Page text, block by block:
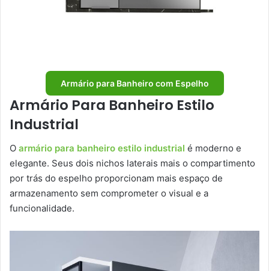
Armário para Banheiro com Espelho
Armário Para Banheiro Estilo
Industrial
O armário para banheiro estilo industrial é moderno e
elegante. Seus dois nichos laterais mais o compartimento
por trás do espelho proporcionam mais espaço de
armazenamento sem comprometer o visual e a
funcionalidade.